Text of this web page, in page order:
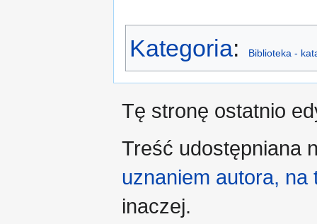
Kategoria: Biblioteka -
Tę stronę ostatnio
Treść udostępniana
uznaniem autora,
inaczej.